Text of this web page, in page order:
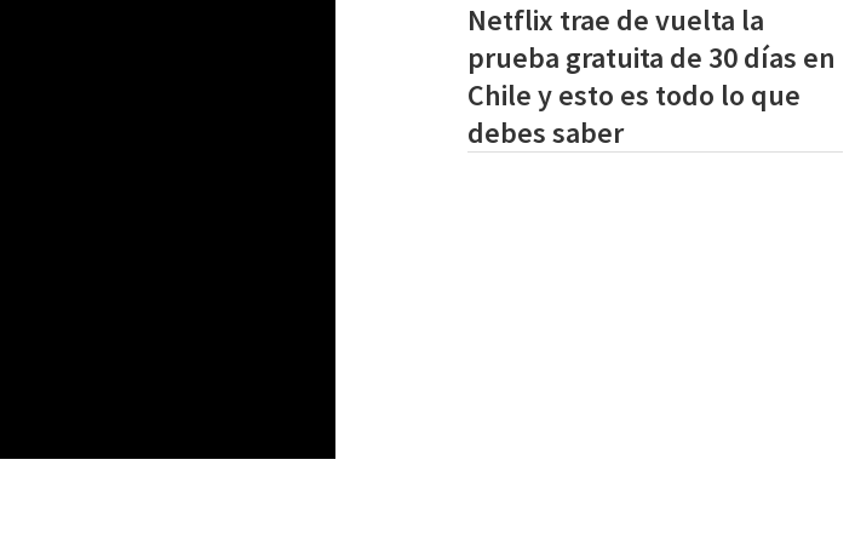
Netflix trae de vuelta la
prueba gratuita de 30 días en
Chile y esto es todo lo que
debes saber